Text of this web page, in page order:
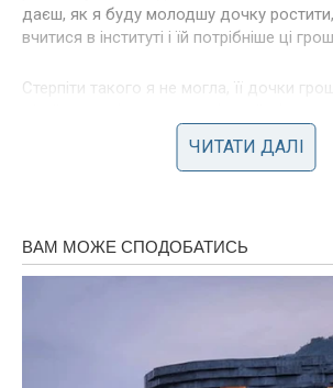
даєш, як я буду молодшу дочку
вчитися в інституті і їй потрібніше ці
Стерпіти такого я не могла, її дочки
майже все, так ви і мої гроші хочете
бувати цьому, якщо ще раз, пригрозила
Ольга Петрівна прикусила мову і з того
вимагала від нас грошей і нам навіть
ЧИТАТИ ДАЛІ